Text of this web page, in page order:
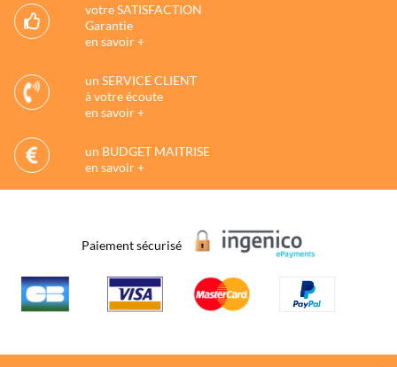
votre SATISFACTION
Garantie
en savoir +
un SERVICE CLIENT
à votre écoute
en savoir +
un BUDGET MAITRISE
en savoir +
Paiement sécurisé